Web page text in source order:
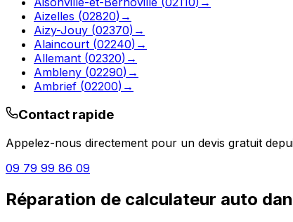
Aizelles (02820) →
Aizy-Jouy (02370) →
Alaincourt (02240) →
Allemant (02320) →
Ambleny (02290) →
Ambrief (02200) →
Contact rapide
Appelez-nous directement pour un devis gratuit
09 79 99 86 09
Réparation de calculateur auto